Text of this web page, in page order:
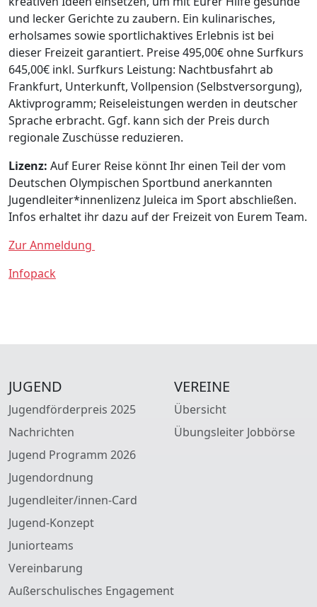
und lecker Gerichte zu zaubern. Ein kulinarisches,
erholsames sowie sportlichaktives Erlebnis ist bei
dieser Freizeit garantiert. Preise 495,00€ ohne Surfkurs
645,00€ inkl. Surfkurs Leistung: Nachtbusfahrt ab
Frankfurt, Unterkunft, Vollpension (Selbstversorgung),
Aktivprogramm; Reiseleistungen werden in deutscher
Sprache erbracht. Ggf. kann sich der Preis durch
regionale Zuschüsse reduzieren.
Lizenz: Auf Eurer Reise könnt Ihr einen Teil der vom
Deutschen Olympischen Sportbund anerkannten
Jugendleiter*innenlizenz Juleica im Sport abschließen.
Infos erhaltet ihr dazu auf der Freizeit von Eurem Team.
Zur Anmeldung
Infopack
JUGEND
Jugendförderpreis 2025
Nachrichten
Jugend Programm 2026
Jugendordnung
Jugendleiter/innen-Card
Jugend-Konzept
Juniorteams
Vereinbarung
Außerschulisches Engagement
VEREINE
Übersicht
Übungsleiter Jobbörse